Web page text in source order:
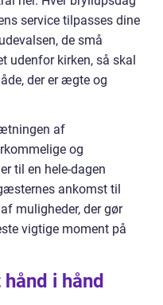
service tilpasses dine
de små
udenfor kirken, så skal
der er ægte og
af
og
til en hele-dagen
ankomst til
muligheder, der gør
vigtige moment på
i hånd